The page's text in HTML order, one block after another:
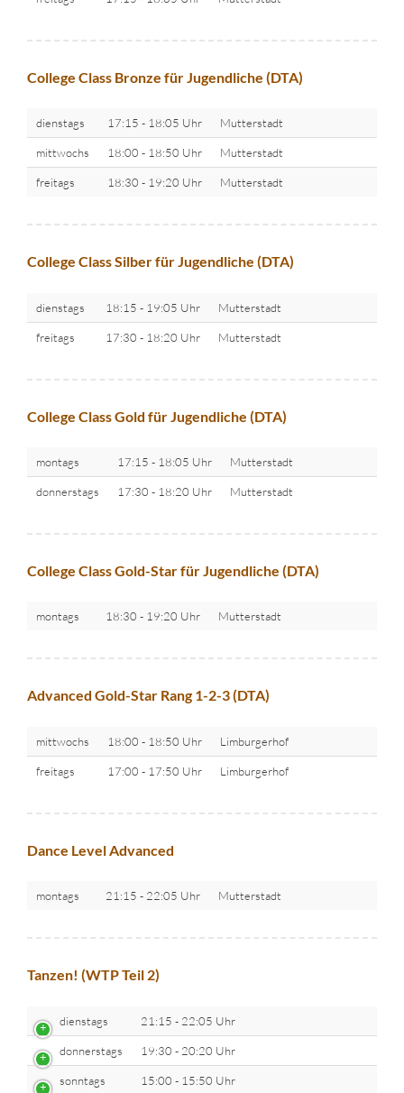
College Class Bronze für Jugendliche (DTA)
dienstags 17:15 - 18:05 Uhr Mutterstadt
mittwochs 18:00 - 18:50 Uhr Mutterstadt
freitags 18:30 - 19:20 Uhr Mutterstadt
College Class Silber für Jugendliche (DTA)
dienstags 18:15 - 19:05 Uhr Mutterstadt
freitags 17:30 - 18:20 Uhr Mutterstadt
College Class Gold für Jugendliche (DTA)
montags 17:15 - 18:05 Uhr Mutterstadt
donnerstags 17:30 - 18:20 Uhr Mutterstadt
College Class Gold-Star für Jugendliche (DTA)
montags 18:30 - 19:20 Uhr Mutterstadt
Advanced Gold-Star Rang 1-2-3 (DTA)
mittwochs 18:00 - 18:50 Uhr Limburgerhof
freitags 17:00 - 17:50 Uhr Limburgerhof
Dance Level Advanced
montags 21:15 - 22:05 Uhr Mutterstadt
Tanzen! (WTP Teil 2)
dienstags 21:15 - 22:05 Uhr
donnerstags 19:30 - 20:20 Uhr
sonntags 15:00 - 15:50 Uhr